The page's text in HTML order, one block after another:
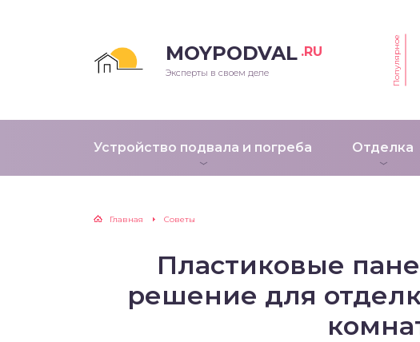
MOYPODVAL .RU
Эксперты в своем деле Популярное
Устройство подвала и погреба Отделка
Главная Советы
Пластиковые
решение для